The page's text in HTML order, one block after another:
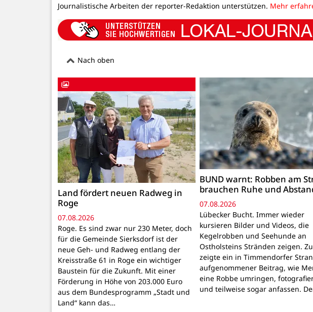
Journalistische Arbeiten der reporter-Redaktion unterstützen. Mehr
Nach oben
Land fördert neuen Radweg in
Roge
07.08.2026
Roge. Es sind zwar nur 230 Meter, doch
für die Gemeinde Sierksdorf ist der
neue Geh- und Radweg entlang der
Kreisstraße 61 in Roge ein wichtiger
Baustein für die Zukunft. Mit einer
Förderung in Höhe von 203.000 Euro
aus dem Bundesprogramm „Stadt und
Land“ kann das…
BUND warnt: Robben am
brauchen Ruhe und
07.08.2026
Lübecker Bucht. Immer wieder
kursieren Bilder und Videos, die
Kegelrobben und Seehunde an
Ostholsteins Stränden zeigen.
zeigte ein in Timmendorfer
aufgenommener Beitrag, wie
eine Robbe umringen,
und teilweise sogar anfassen.